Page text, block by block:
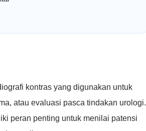
kontras yang digunakan untuk
atau evaluasi pasca tindakan urologi.
peran penting untuk menilai patensi